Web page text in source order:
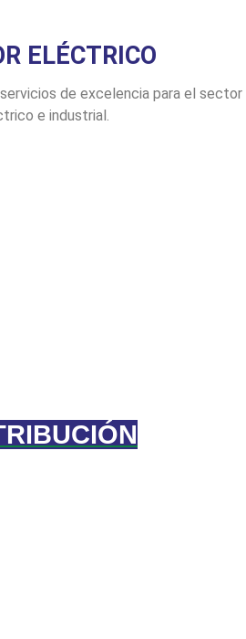
ELÉCTRICO
de excelencia para el sector
e industrial.